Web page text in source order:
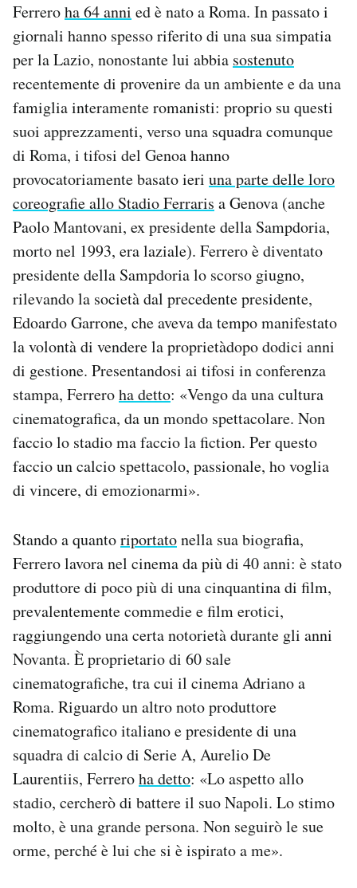
Ferreroha 64 anni ed è nato a Roma. In passato i
giornali hanno spesso riferito di una sua simpatia
per la Lazio, nonostante lui abbia sostenuto
recentemente di provenire da un ambiente e da una
famiglia interamente romanisti: proprio su questi
suoi apprezzamenti, verso una squadra comunque
di Roma, i tifosi del Genoa hanno
provocatoriamente basato ieri una parte delle loro
coreografie allo Stadio Ferraris a Genova (anche
Paolo Mantovani, ex presidente della Sampdoria,
morto nel 1993, era laziale). Ferrero è diventato
presidente della Sampdoria lo scorso giugno,
rilevando la società dal precedente presidente,
Edoardo Garrone, che aveva da tempo manifestato
la volontà di vendere la proprietàdopo dodici anni
di gestione. Presentandosi ai tifosi in conferenza
stampa, Ferreroha detto: «Vengo da una cultura
cinematografica, da un mondo spettacolare. Non
faccio lo stadio ma faccio la fiction. Per questo
faccio un calcio spettacolo, passionale, ho voglia
di vincere, di emozionarmi».
Stando a quantoriportatonella sua biografia,
Ferrero lavora nel cinema da più di 40 anni: è stato
produttore di poco più di una cinquantina di film,
prevalentemente commedie e film erotici,
raggiungendo una certa notorietà durante gli anni
Novanta. È proprietario di 60 sale
cinematografiche, tra cui il cinema Adriano a
Roma. Riguardo un altro noto produttore
cinematografico italiano e presidente di una
squadra di calcio di Serie A, Aurelio De
Laurentiis, Ferreroha detto: «Lo aspetto allo
stadio, cercherò di battere il suo Napoli. Lo stimo
molto, è una grande persona. Non seguirò le sue
orme, perché è lui che si è ispirato a me».